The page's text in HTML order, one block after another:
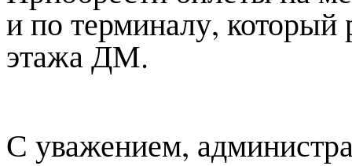
и по терминалу, который
этажа ДМ.
С уважением,